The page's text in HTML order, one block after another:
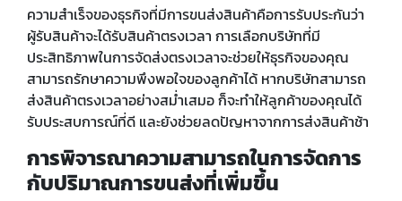
ความสำเร็จของธุรกิจที่มีการขนส่งสินค้าคือการรับประกันว่า
ผู้รับสินค้าจะได้รับสินค้าตรงเวลา การเลือกบริษัทที่มี
ประสิทธิภาพในการจัดส่งตรงเวลาจะช่วยให้ธุรกิจของคุณ
สามารถรักษาความพึงพอใจของลูกค้าได้ หากบริษัทสามารถ
ส่งสินค้าตรงเวลาอย่างสม่ำเสมอ ก็จะทำให้ลูกค้าของคุณได้
รับประสบการณ์ที่ดี และยังช่วยลดปัญหาจากการส่งสินค้าช้า
การพิจารณาความสามารถในการจัดการ
กับปริมาณการขนส่งที่เพิ่มขึ้น